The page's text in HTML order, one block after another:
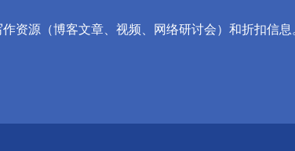
资源（博客文章、视频、网络研讨会）和折扣信息